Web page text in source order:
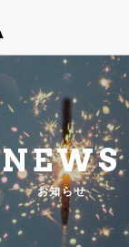
NEWS
お知らせ